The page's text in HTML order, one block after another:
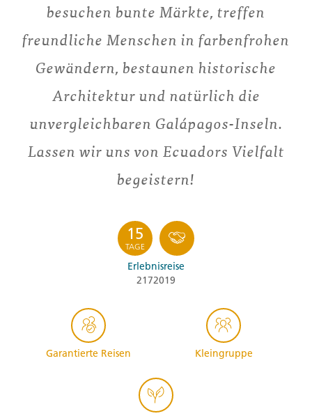
besuchen bunte Märkte, treffen
freundliche Menschen in farbenfrohen
Gewändern, bestaunen historische
Architektur und natürlich die
unvergleichbaren Galápagos-Inseln.
Lassen wir uns von Ecuadors Vielfalt
begeistern!
15
TAGE
Erlebnisreise
2172019
Garantierte Reisen Kleingruppe